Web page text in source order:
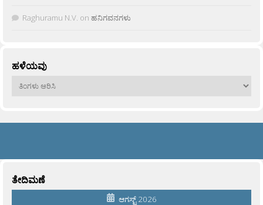
Raghuramu N.V. on ಹನಿಗವನಗಳು
ಹಳೆಯವು
ಹಳೆಯವು
ತೇದಿಮಣೆ
ಆಗಸ್ಟ್ 2026